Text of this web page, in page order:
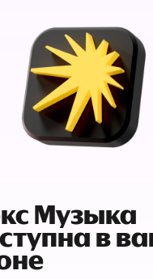
Музыка
в